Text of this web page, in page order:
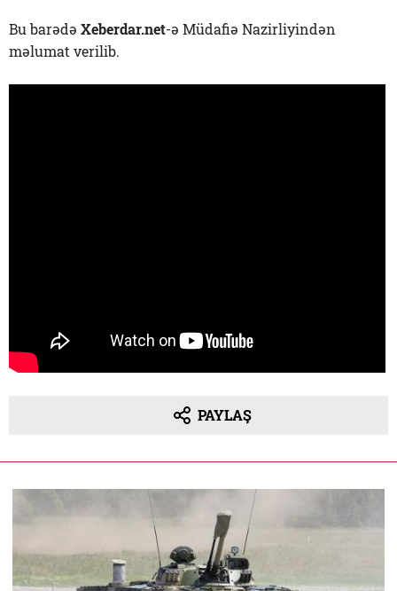
Bu barədə Xeberdar.net-ə Müdafiə Nazirliyindən
məlumat verilib.
PAYLAŞ